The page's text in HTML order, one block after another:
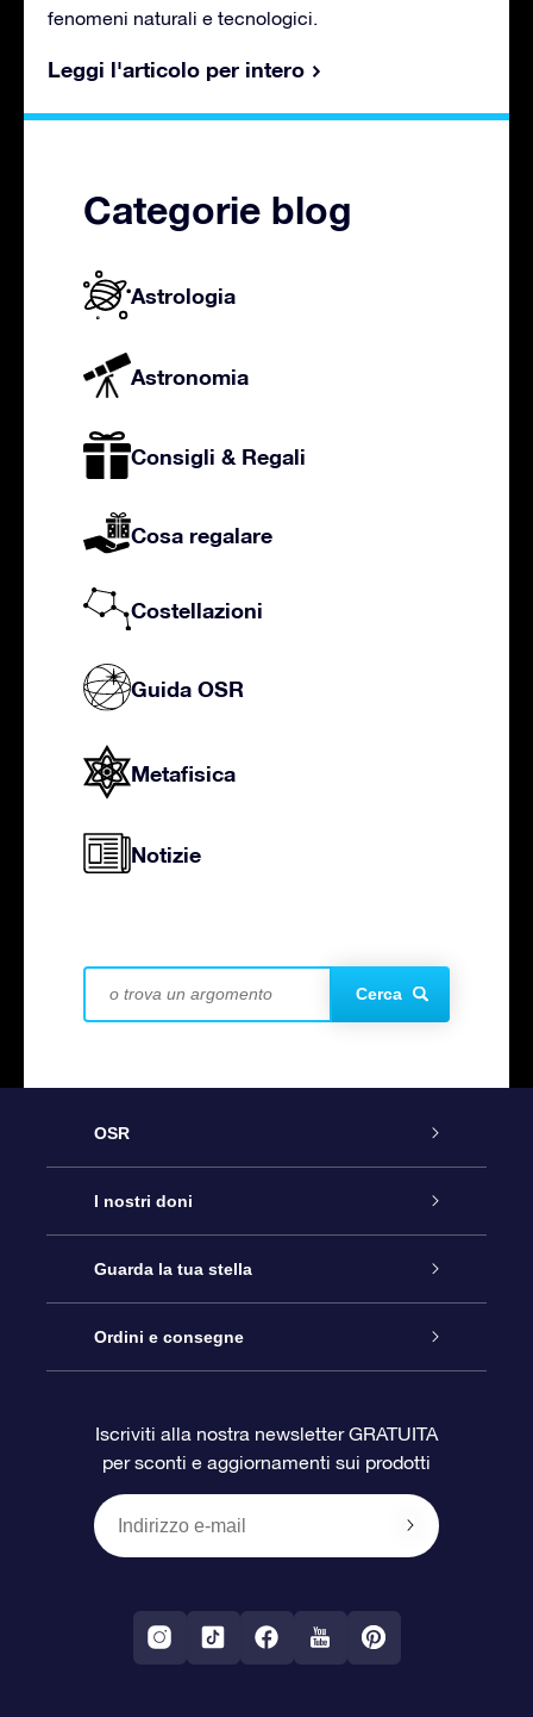
fenomeni naturali e tecnologici.
Leggi l'articolo per intero
Categorie blog
Astrologia
Astronomia
Consigli & Regali
Cosa regalare
Costellazioni
Guida OSR
Metafisica
Notizie
Cerca
OSR
Assistenza
Contattaci
Blog
OSR Recensioni
I nostri doni
Online Star Gift
Pacchetto regalo OSR
Gift Card OSR
Doni aziendali
Guarda la tua stella
Registro stellare
Star Page personalizzata
One Million Stars
App VR ‘Fly me to the stars’
Ordini e consegne
Informazioni di Pagamento
Informazioni di Spedizione
Costellazioni
Iscriviti alla nostra newsletter GRATUITA
per sconti e aggiornamenti sui prodotti